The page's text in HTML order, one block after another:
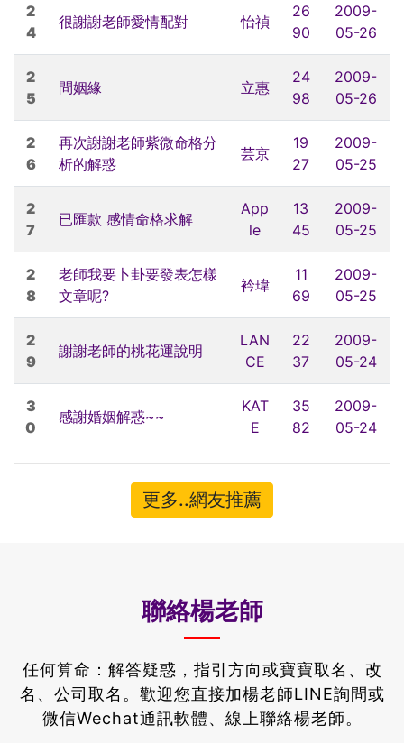
2
4
很謝謝老師愛情配對 怡禎
26
90
2009-
05-26
2
5
問姻緣 立惠
24
98
2009-
05-26
2
6
再次謝謝老師紫微命格分
析的解惑
芸京
19
27
2009-
05-25
2
7
已匯款 感情命格求解
App
le
13
45
2009-
05-25
2
8
老師我要卜卦要發表怎樣
文章呢?
衿瑋
11
69
2009-
05-25
2
9
謝謝老師的桃花運說明
LAN
CE
22
37
2009-
05-24
3
0
感謝婚姻解惑~~
KAT
E
35
82
2009-
05-24
更多..網友推薦
聯絡楊老師
任何算命：解答疑惑，指引方向或寶寶取名、改
名、公司取名。 歡迎您直接加楊老師LINE詢問或
微信Wechat通訊軟體、線上聯絡楊老師。